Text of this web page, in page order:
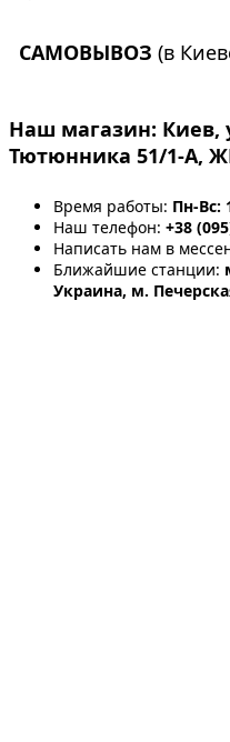
САМОВЫВОЗ (в
Наш магазин: Киев,
Тютюнника 51/1-А,
Время работы: Пн-Вс:
Наш телефон: +38
Написать нам в
Ближайшие станции:
Украина, м.